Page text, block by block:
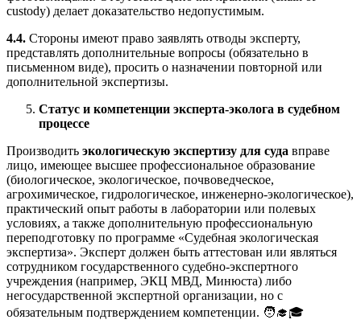
custody) делает доказательство недопустимым.
4.4. Стороны имеют право заявлять отводы эксперту,
представлять дополнительные вопросы (обязательно в
письменном виде), просить о назначении повторной или
дополнительной экспертизы.
Статус и компетенции эксперта-эколога в судебном
процессе
Производить экологическую экспертизу для суда вправе
лицо, имеющее высшее профессиональное образование
(биологическое, экологическое, почвоведческое,
агрохимическое, гидрологическое, инженерно-экологическое),
практический опыт работы в лаборатории или полевых
условиях, а также дополнительную профессиональную
переподготовку по программе «Судебная экологическая
экспертиза». Эксперт должен быть аттестован или являться
сотрудником государственного судебно-экспертного
учреждения (например, ЭКЦ МВД, Минюста) либо
негосударственной экспертной организации, но с
обязательным подтверждением компетенции. 🧑‍🎓🎓